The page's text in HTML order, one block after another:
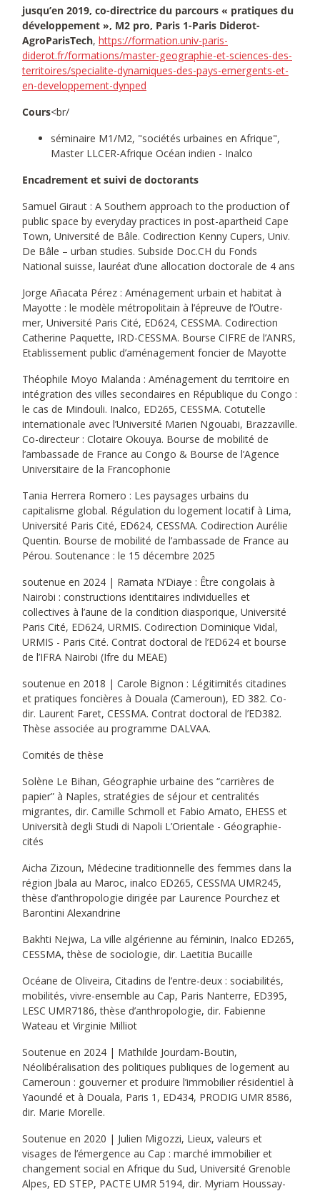
jusqu’en 2019, co-directrice du parcours « pratiques du
développement », M2 pro, Paris 1-Paris Diderot-
AgroParisTech, https://formation.univ-paris-
diderot.fr/formations/master-geographie-et-sciences-des-
territoires/specialite-dynamiques-des-pays-emergents-et-
en-developpement-dynped
Cours<br/
séminaire M1/M2, "sociétés urbaines en Afrique",
Master LLCER-Afrique Océan indien - Inalco
Encadrement et suivi de doctorants
Samuel Giraut : A Southern approach to the production of
public space by everyday practices in post-apartheid Cape
Town, Université de Bâle. Codirection Kenny Cupers, Univ.
De Bâle – urban studies. Subside Doc.CH du Fonds
National suisse, lauréat d’une allocation doctorale de 4 ans
Jorge Añacata Pérez : Aménagement urbain et habitat à
Mayotte : le modèle métropolitain à l’épreuve de l’Outre-
mer, Université Paris Cité, ED624, CESSMA. Codirection
Catherine Paquette, IRD-CESSMA. Bourse CIFRE de l’ANRS,
Etablissement public d’aménagement foncier de Mayotte
Théophile Moyo Malanda : Aménagement du territoire en
intégration des villes secondaires en République du Congo :
le cas de Mindouli. Inalco, ED265, CESSMA. Cotutelle
internationale avec l’Université Marien Ngouabi, Brazzaville.
Co-directeur : Clotaire Okouya. Bourse de mobilité de
l’ambassade de France au Congo & Bourse de l’Agence
Universitaire de la Francophonie
Tania Herrera Romero : Les paysages urbains du
capitalisme global. Régulation du logement locatif à Lima,
Université Paris Cité, ED624, CESSMA. Codirection Aurélie
Quentin. Bourse de mobilité de l’ambassade de France au
Pérou. Soutenance : le 15 décembre 2025
soutenue en 2024 | Ramata N’Diaye : Être congolais à
Nairobi : constructions identitaires individuelles et
collectives à l’aune de la condition diasporique, Université
Paris Cité, ED624, URMIS. Codirection Dominique Vidal,
URMIS - Paris Cité. Contrat doctoral de l’ED624 et bourse
de l’IFRA Nairobi (Ifre du MEAE)
soutenue en 2018 | Carole Bignon : Légitimités citadines
et pratiques foncières à Douala (Cameroun), ED 382. Co-
dir. Laurent Faret, CESSMA. Contrat doctoral de l’ED382.
Thèse associée au programme DALVAA.
Comités de thèse
Solène Le Bihan, Géographie urbaine des “carrières de
papier” à Naples, stratégies de séjour et centralités
migrantes, dir. Camille Schmoll et Fabio Amato, EHESS et
Università degli Studi di Napoli L’Orientale - Géographie-
cités
Aicha Zizoun, Médecine traditionnelle des femmes dans la
région Jbala au Maroc, inalco ED265, CESSMA UMR245,
thèse d’anthropologie dirigée par Laurence Pourchez et
Barontini Alexandrine
Bakhti Nejwa, La ville algérienne au féminin, Inalco ED265,
CESSMA, thèse de sociologie, dir. Laetitia Bucaille
Océane de Oliveira, Citadins de l’entre-deux : sociabilités,
mobilités, vivre-ensemble au Cap, Paris Nanterre, ED395,
LESC UMR7186, thèse d’anthropologie, dir. Fabienne
Wateau et Virginie Milliot
Soutenue en 2024 | Mathilde Jourdam-Boutin,
Néolibéralisation des politiques publiques de logement au
Cameroun : gouverner et produire l’immobilier résidentiel à
Yaoundé et à Douala, Paris 1, ED434, PRODIG UMR 8586,
dir. Marie Morelle.
Soutenue en 2020 | Julien Migozzi, Lieux, valeurs et
visages de l’émergence au Cap : marché immobilier et
changement social en Afrique du Sud, Université Grenoble
Alpes, ED STEP, PACTE UMR 5194, dir. Myriam Houssay-